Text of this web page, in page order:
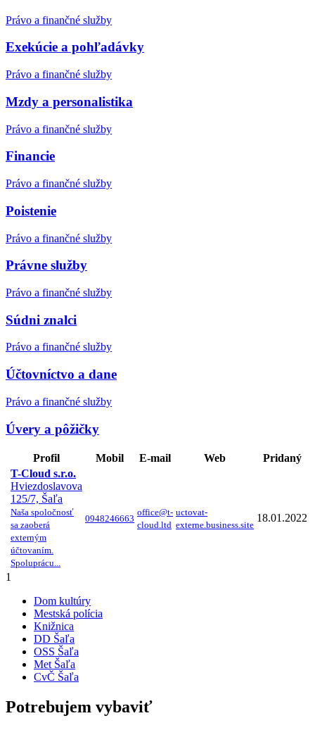
Právo a finančné služby
Exekúcie a pohľadávky
Právo a finančné služby
Mzdy a personalistika
Právo a finančné služby
Financie
Právo a finančné služby
Poistenie
Právo a finančné služby
Právne služby
Právo a finančné služby
Súdni znalci
Právo a finančné služby
Účtovníctvo a dane
Právo a finančné služby
Úvery a pôžičky
Profil Mobil E-mail Web
Pridaný
T-Cloud s.r.o.
Hviezdoslavova
125/7, Šaľa
Naša spoločnosť
sa zaoberá
externým
účtovaním.
Spoluprácu...
0948246663
office@t-
cloud.ltd
uctovat-
externe.business.site
18.01.2022
1
Dom kultúry
Mestská polícia
Knižnica
DD Šaľa
OSS Šaľa
Met Šaľa
CvČ Šaľa
Potrebujem vybaviť